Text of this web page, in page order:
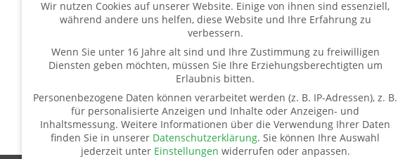
Wir nutzen Cookies auf unserer Website. Einige von ihnen sind essenziell,
während andere uns helfen, diese Website und Ihre Erfahrung zu
verbessern.
Wenn Sie unter 16 Jahre alt sind und Ihre Zustimmung zu freiwilligen
Diensten geben möchten, müssen Sie Ihre Erziehungsberechtigten um
Erlaubnis bitten.
Personenbezogene Daten können verarbeitet werden (z. B. IP-Adressen), z. B.
für personalisierte Anzeigen und Inhalte oder Anzeigen- und
Inhaltsmessung. Weitere Informationen über die Verwendung Ihrer Daten
finden Sie in unserer Datenschutzerklärung. Sie können Ihre Auswahl
jederzeit unter Einstellungen widerrufen oder anpassen.